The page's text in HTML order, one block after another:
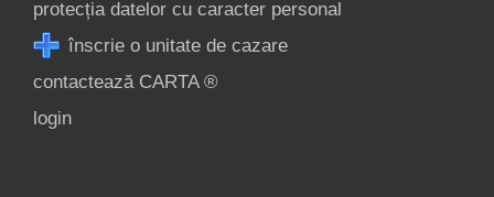
protecția datelor cu caracter personal
înscrie o unitate de cazare
contactează CARTA ®
login